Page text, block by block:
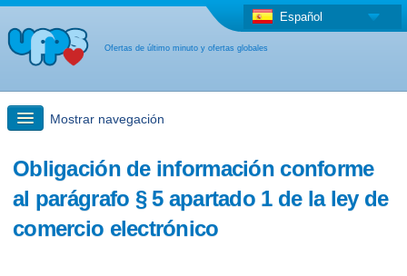
Ofertas de último minuto y ofertas globales
Español
Mostrar navegación
búsqueda rápida
Viajes: Búsqueda en el mapa
Obligación de información conforme
al parágrafo § 5 apartado 1 de la ley de
comercio electrónico